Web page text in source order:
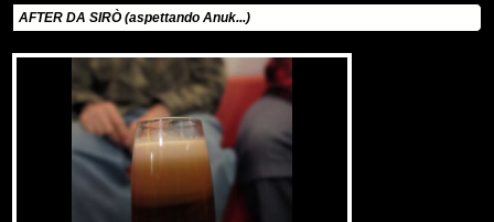
AFTER DA SIRÒ (aspettando Anuk...)